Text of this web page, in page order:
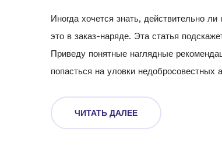
Иногда хочется знать, действительно
это в заказ-наряде. Эта статья
Приведу понятные наглядные
попасться на уловки
ЧИТАТЬ ДАЛЕЕ